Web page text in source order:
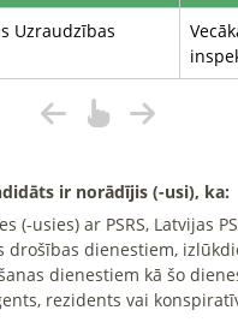
Uzraudzības
ir norādījis (-usi), ka:
(-usies) ar PSRS, Latvijas
drošības dienestiem,
dienestiem kā šo
rezidents vai